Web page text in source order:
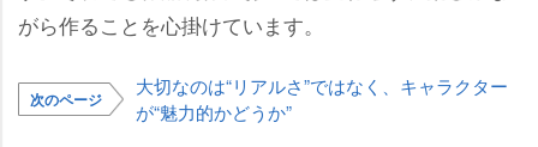
がら作ることを心掛けています。
次のページ
大切なのは“リアルさ”ではなく、キャラクター
が“魅力的かどうか”